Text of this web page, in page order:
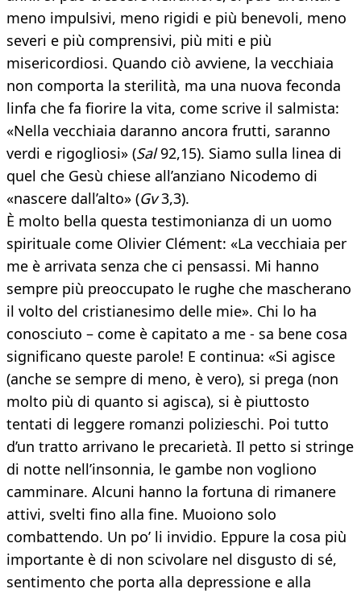
meno impulsivi, meno rigidi e più benevoli, meno
severi e più comprensivi, più miti e più
misericordiosi. Quando ciò avviene, la vecchiaia
non comporta la sterilità, ma una nuova feconda
linfa che fa fiorire la vita, come scrive il salmista:
«Nella vecchiaia daranno ancora frutti, saranno
verdi e rigogliosi» (Sal92,15). Siamo sulla linea di
quel che Gesù chiese all’anziano Nicodemo di
«nascere dall’alto» (Gv3,3).
È molto bella questa testimonianza di un uomo
spirituale come Olivier Clément: «La vecchiaia per
me è arrivata senza che ci pensassi. Mi hanno
sempre più preoccupato le rughe che mascherano
il volto del cristianesimo delle mie». Chi lo ha
conosciuto – come è capitato a me - sa bene cosa
significano queste parole! E continua: «Si agisce
(anche se sempre di meno, è vero), si prega (non
molto più di quanto si agisca), si è piuttosto
tentati di leggere romanzi polizieschi. Poi tutto
d’un tratto arrivano le precarietà. Il petto si stringe
di notte nell’insonnia, le gambe non vogliono
camminare. Alcuni hanno la fortuna di rimanere
attivi, svelti fino alla fine. Muoiono solo
combattendo. Un po’ li invidio. Eppure la cosa più
importante è di non scivolare nel disgusto di sé,
sentimento che porta alla depressione e alla